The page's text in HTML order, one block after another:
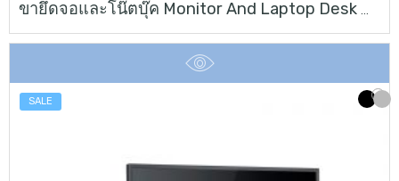
price
was:
฿2,990.
price
is:
ขายึดจอและโน๊ตบุ๊ค Monitor And Laptop Desk Mount
SALE